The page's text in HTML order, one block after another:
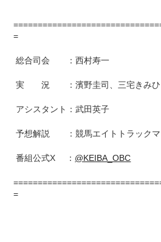
=
総合司会 ：西村寿一
実 況 ：濱野圭司、三宅きみひ
アシスタント：武田英子
予想解説 ：競馬エイトトラックマ
番組公式X ： @KEIBA_OBC
=